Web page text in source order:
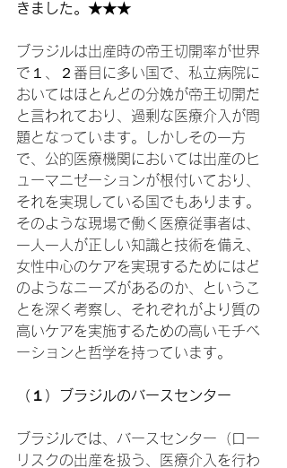
きました。★★★
ブラジルは出産時の帝王切開率が世界
で１、２番目に多い国で、私立病院に
おいてはほとんどの分娩が帝王切開だ
と言われており、過剰な医療介入が問
題となっています。しかしその一方
で、公的医療機関においては出産のヒ
ューマニゼーションが根付いており、
それを実現している国でもあります。
そのような現場で働く 医療従事者は
一人一人が正しい知識と技術を備え、
女性中心のケアを実現するためにはど
のようなニーズがあるのか、というこ
とを深く考察し、それぞれがより質の
高いケアを実施するための高いモチベ
ーションと哲学を持っています。
（１）ブラジルのバースセンター
ブラジルでは、バースセンター（ロー
リスクの出産を扱う、医療介入を行わ